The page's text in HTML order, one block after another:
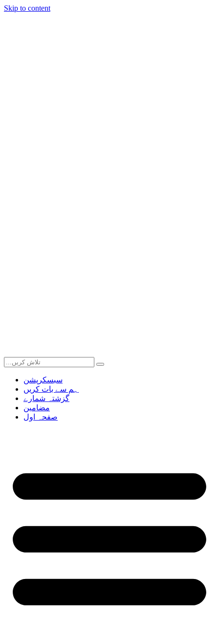
Skip to content
سبسکرپشن
ہم سے بات کریں
گزشتہ شمارے
مضامین
صفحہ اول